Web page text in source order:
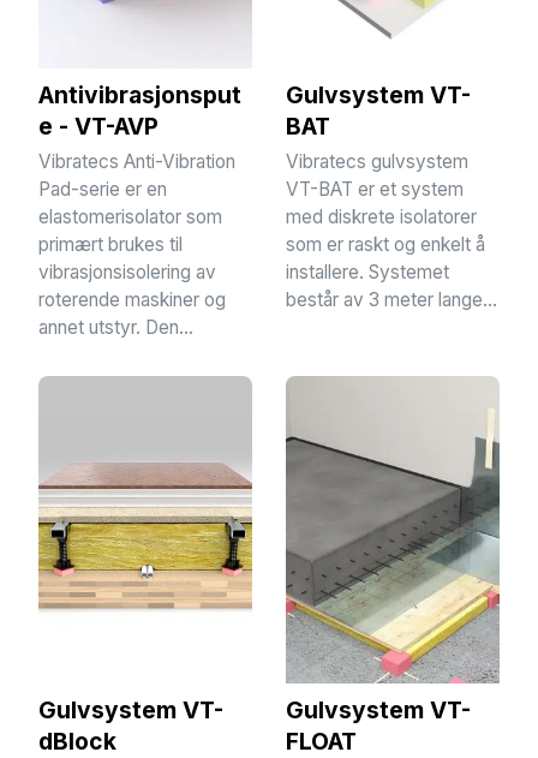
Antivibrasjonsput
e - VT-AVP
Vibratecs Anti-Vibration
Pad-serie er en
elastomerisolator som
primært brukes til
vibrasjonsisolering av
roterende maskiner og
annet utstyr. Den...
Gulvsystem VT-
BAT
Vibratecs gulvsystem
VT-BAT er et system
med diskrete isolatorer
som er raskt og enkelt å
installere. Systemet
består av 3 meter lange...
Gulvsystem VT-
dBlock
Gulvsystem VT-
FLOAT